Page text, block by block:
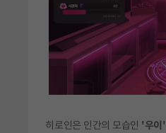
히로인은 인간의 모습인 '우이'